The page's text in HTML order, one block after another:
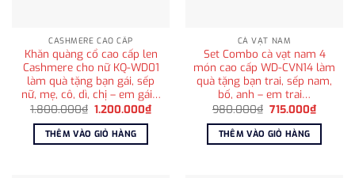
CASHMERE CAO CẤP
Khăn quàng cổ cao cấp len
Cashmere cho nữ KQ-WD01
làm quà tặng bạn gái, sếp
nữ, mẹ, cô, dì, chị – em gái…
1.800.000₫ Giá
là:
1.800.000₫.
1.200.000₫Giá
hiện
1.200.000₫.
THÊM VÀO GIỎ HÀNG
CÀ VẠT NAM
Set Combo cà vạt nam 4
món cao cấp WD-CVN14 làm
quà tặng bạn trai, sếp nam,
bố, anh – em trai…
980.000₫ Giá
là:
980.000₫.
715.000₫Giá
hiện
tại
THÊM VÀO GIỎ HÀNG